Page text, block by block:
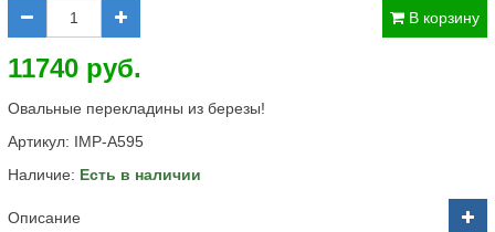
В корзину
11740 руб.
Овальные перекладины из березы!
Артикул: IMP-A595
Наличие: Есть в наличии
Описание